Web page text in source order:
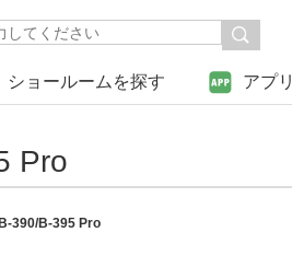
ショールームを探す アプリ
Pro
390/B-395 Pro